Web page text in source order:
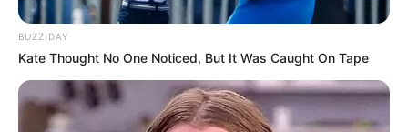
BUZZ DAY
Kate Thought No One Noticed, But It Was Caught On Tape